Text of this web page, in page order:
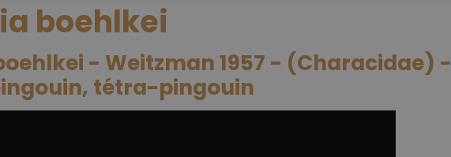
boehlkei
- Weitzman 1957 - (Characidae) -
tétra-pingouin